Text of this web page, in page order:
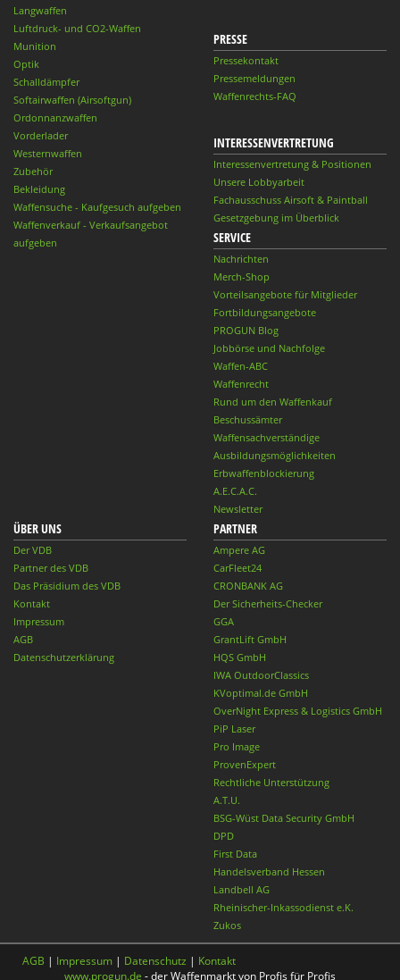
Langwaffen
Luftdruck- und CO2-Waffen
Munition
Optik
Schalldämpfer
Softairwaffen (Airsoftgun)
Ordonnanzwaffen
Vorderlader
Westernwaffen
Zubehör
Bekleidung
Waffensuche - Kaufgesuch aufgeben
Waffenverkauf - Verkaufsangebot
aufgeben
PRESSE
Pressekontakt
Pressemeldungen
Waffenrechts-FAQ
INTERESSENVERTRETUNG
Interessenvertretung & Positionen
Unsere Lobbyarbeit
Fachausschuss Airsoft & Paintball
Gesetzgebung im Überblick
SERVICE
Nachrichten
Merch-Shop
Vorteilsangebote für Mitglieder
Fortbildungsangebote
PROGUN Blog
Jobbörse und Nachfolge
Waffen-ABC
Waffenrecht
Rund um den Waffenkauf
Beschussämter
Waffensachverständige
Ausbildungsmöglichkeiten
Erbwaffenblockierung
A.E.C.A.C.
Newsletter
ÜBER UNS
Der VDB
Partner des VDB
Das Präsidium des VDB
Kontakt
Impressum
AGB
Datenschutzerklärung
PARTNER
Ampere AG
CarFleet24
CRONBANK AG
Der Sicherheits-Checker
GGA
GrantLift GmbH
HQS GmbH
IWA OutdoorClassics
KVoptimal.de GmbH
OverNight Express & Logistics GmbH
PiP Laser
Pro Image
ProvenExpert
Rechtliche Unterstützung
A.T.U.
BSG-Wüst Data Security GmbH
DPD
First Data
Handelsverband Hessen
Landbell AG
Rheinischer-Inkassodienst e.K.
Zukos
AGB | Impressum | Datenschutz | Kontakt
www.progun.de - der Waffenmarkt von Profis für Profis